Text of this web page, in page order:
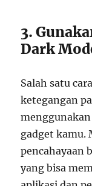
3.
Dark
Salah satu
ketegangan
gadget kamu.
pencahayaan
yang bisa